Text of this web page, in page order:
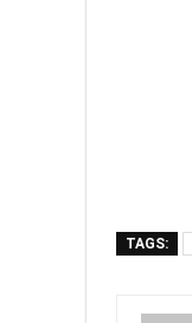
TAGS: